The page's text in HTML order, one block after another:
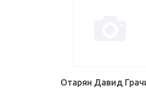
Отарян Давид